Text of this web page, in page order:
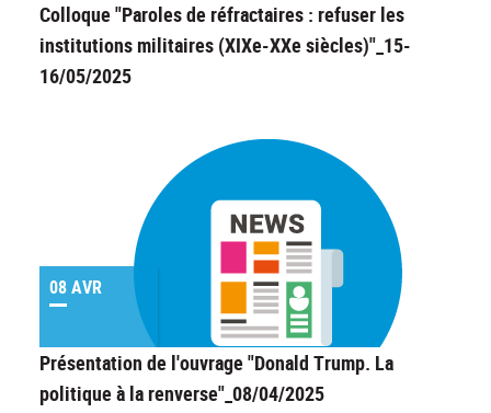
Colloque "Paroles de réfractaires : refuser les
institutions militaires (XIXe-XXe siècles)"_15-
16/05/2025
08 AVR
Présentation de l'ouvrage "Donald Trump. La
politique à la renverse"_08/04/2025